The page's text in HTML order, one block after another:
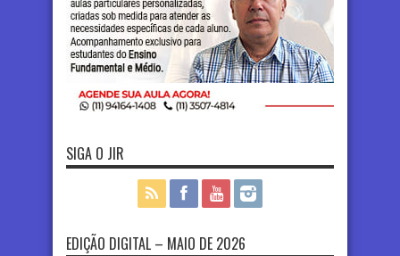
SIGA O JIR
EDIÇÃO DIGITAL – MAIO DE 2026